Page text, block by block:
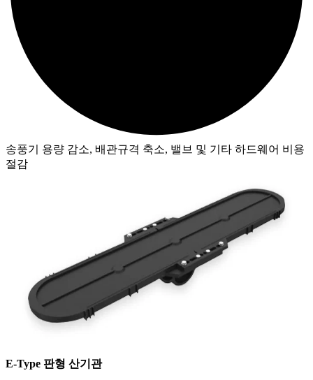
송풍기 용량 감소, 배관규격 축소, 밸브 및 기타 하드웨어 비용
절감
E-Type 판형 산기관